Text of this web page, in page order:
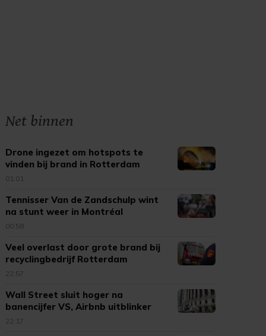
Net binnen
Drone ingezet om hotspots te
vinden bij brand in Rotterdam
01:01
Tennisser Van de Zandschulp wint
na stunt weer in Montréal
00:58
Veel overlast door grote brand bij
recyclingbedrijf Rotterdam
22:57
Wall Street sluit hoger na
banencijfer VS, Airbnb uitblinker
22:17